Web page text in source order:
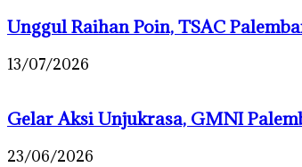
Unggul Raihan Poin, TSAC
13/07/2026
Gelar Aksi Unjukrasa, GMNI
23/06/2026